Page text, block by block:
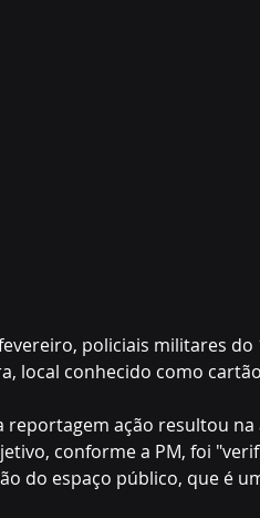
policiais militares do
local conhecido como
ação resultou na
conforme a PM, foi
do espaço público, que é